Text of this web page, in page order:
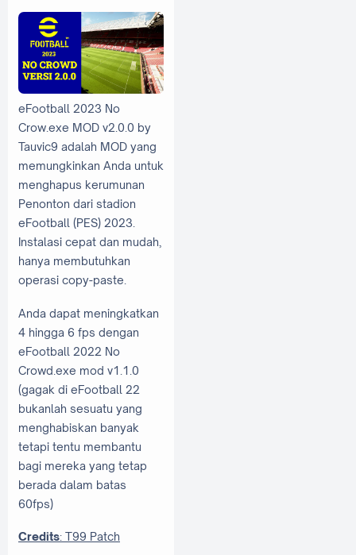
eFootball 2023 No
Crow.exe MOD v2.0.0 by
Tauvic9 adalah MOD yang
memungkinkan Anda untuk
menghapus kerumunan
Penonton dari stadion
eFootball (PES) 2023.
Instalasi cepat dan mudah,
hanya membutuhkan
operasi copy-paste.
Anda dapat meningkatkan
4 hingga 6 fps dengan
eFootball 2022 No
Crowd.exe mod v1.1.0
(gagak di eFootball 22
bukanlah sesuatu yang
menghabiskan banyak
tetapi tentu membantu
bagi mereka yang tetap
berada dalam batas
60fps)
Credits: T99 Patch